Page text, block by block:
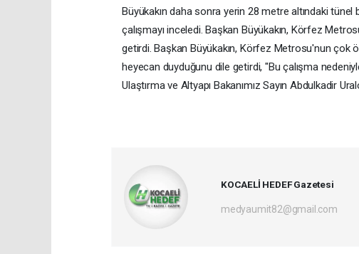
Büyükakın daha sonra yerin 28 metre altındaki tünel
çalışmayı inceledi. Başkan Büyükakın, Körfez
getirdi. Başkan Büyükakın, Körfez Metrosu'nun çok
heyecan duyduğunu dile getirdi, "Bu çalışma
Ulaştırma ve Altyapı Bakanımız Sayın Abdulkadir
KOCAELİ HEDEF Gazetesi
medyaumit82@gmail.com